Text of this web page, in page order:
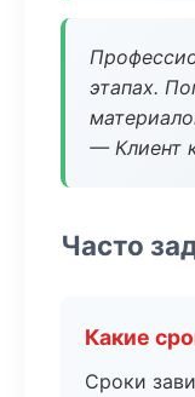
этапах.
— Клиент
Часто
Какие
Сроки